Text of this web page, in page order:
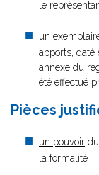
le
un
apports, daté
annexe du
été effectué
Pièces
un pouvoir
la formalité